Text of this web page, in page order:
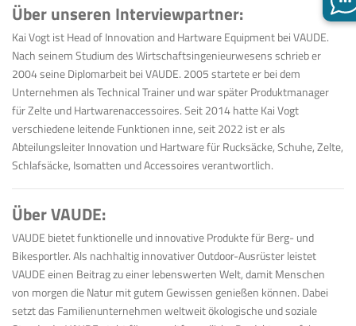
Über unseren Interviewpartner:
Kai Vogt istHead of Innovation and Hartware Equipment bei VAUDE.
Nach seinem Studium des Wirtschaftsingenieurwesens schrieb er
2004 seine Diplomarbeit bei VAUDE. 2005 startete er bei dem
Unternehmen als Technical Trainer und war später Produktmanager
für Zelte und Hartwarenaccessoires. Seit 2014 hatte Kai Vogt
verschiedene leitende Funktionen inne, seit 2022 ist er als
Abteilungsleiter Innovation und Hartware für Rucksäcke, Schuhe, Zelte,
Schlafsäcke, Isomatten und Accessoires verantwortlich.
Über VAUDE:
VAUDE bietet funktionelle und innovative Produkte für Berg- und
Bikesportler. Als nachhaltig innovativer Outdoor-Ausrüster leistet
VAUDE einen Beitrag zu einer lebenswerten Welt, damit Menschen
von morgen die Natur mit gutem Gewissen genießen können. Dabei
setzt das Familienunternehmen weltweit ökologische und soziale